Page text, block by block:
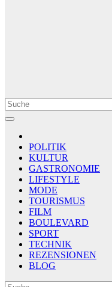
Le Matin
AGENCE DE PRESSE
POLITIK
KULTUR
GASTRONOMIE
LIFESTYLE
MODE
TOURISMUS
FILM
BOULEVARD
SPORT
TECHNIK
REZENSIONEN
BLOG